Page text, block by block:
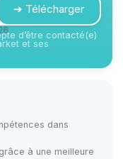
➔ Télécharger
d’être contacté(e)
et ses
dans
à une meilleure